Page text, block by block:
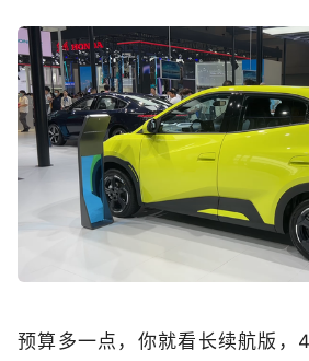
预算多一点，你就看长续航版，